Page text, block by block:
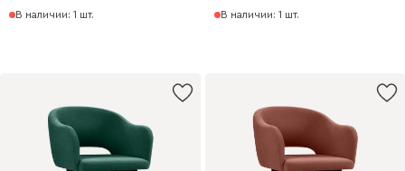
В наличии: 1 шт. В наличии: 1 шт.